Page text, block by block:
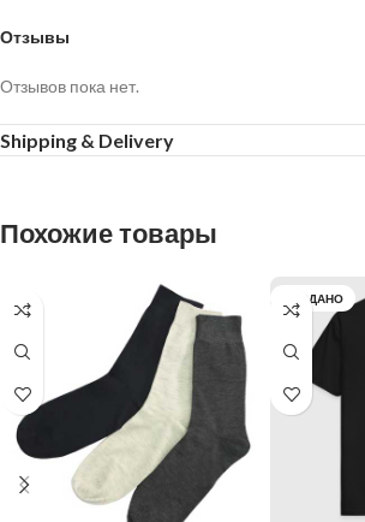
Отзывы
Отзывов пока нет.
Shipping & Delivery
Похожие товары
ПРОДАНО